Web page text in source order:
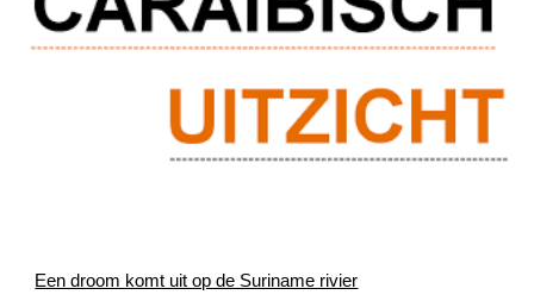
Een droom komt uit op de Suriname rivier